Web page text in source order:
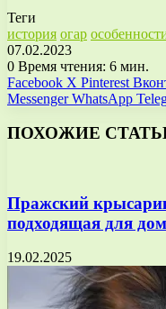
Теги
история огар
07.02.2023
0 Время чтения: 6 мин.
Facebook X Pinterest
Messenger WhatsApp
ПОХОЖИЕ
Пражский
подходящая для
19.02.2025